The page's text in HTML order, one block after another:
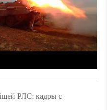
РЛС: кадры с